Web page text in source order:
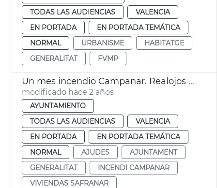
TODAS LAS AUDIENCIAS
VALENCIA
EN PORTADA
EN PORTADA TEMÁTICA
NORMAL
URBANISME
HABITATGE
GENERALITAT
FVMP
Un mes incendio Campanar. Realojos y ayudas
modificado hace 2 años
AYUNTAMIENTO
TODAS LAS AUDIENCIAS
VALENCIA
EN PORTADA
EN PORTADA TEMÁTICA
NORMAL
AJUDES
AJUNTAMENT
GENERALITAT
INCENDI CAMPANAR
VIVIENDAS SAFRANAR